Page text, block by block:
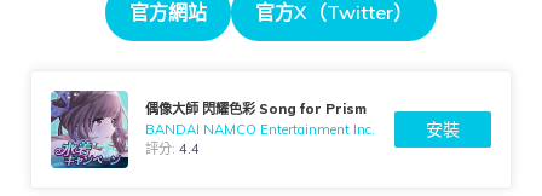
官方網站 官方X（Twitter）
偶像大師 閃耀色彩 Song for Prism
BANDAI NAMCO Entertainment Inc.
評分:4.4
安裝